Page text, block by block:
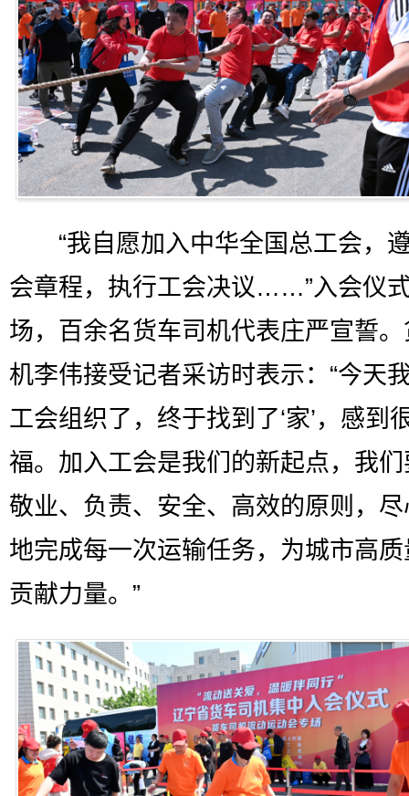
“我自愿加入中华全国总工会，
会章程，执行工会决议……”入会仪
场，百余名货车司机代表庄严宣誓
机李伟接受记者采访时表示：“今天
工会组织了，终于找到了‘家’，感到
福。加入工会是我们的新起点，我
敬业、负责、安全、高效的原则，
地完成每一次运输任务，为城市高
贡献力量。”